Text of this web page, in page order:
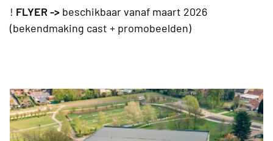
! FLYER -> beschikbaar vanaf maart 2026
(bekendmaking cast + promobeelden)